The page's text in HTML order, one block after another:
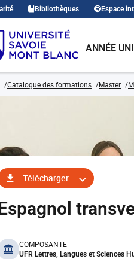
Bibliothèques Espace
ANNÉE
Catalogue des formations Master
Télécharger
COMPOSANTE
UFR Lettres, Langues et Sciences